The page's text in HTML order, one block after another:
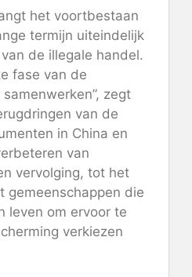
het voortbestaan
termijn uiteindelijk
de illegale handel.
fase van de
zegt
van de
in China en
van
vervolging, tot het
gemeenschappen die
leven om ervoor te
verkiezen